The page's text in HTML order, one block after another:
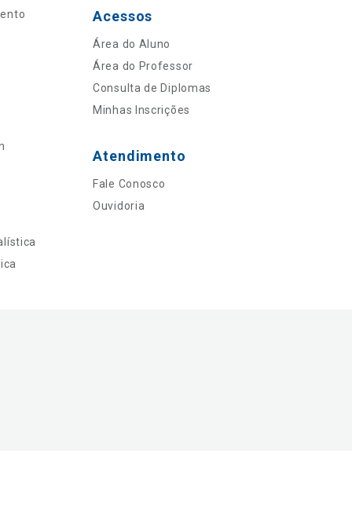
Acessos
Área do Aluno
Área do Professor
Consulta de Diplomas
Minhas Inscrições
Atendimento
Fale Conosco
Ouvidoria